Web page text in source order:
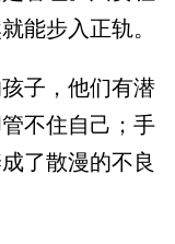
能步入正轨。
子，他们有潜
不住自己；手
了散漫的不良